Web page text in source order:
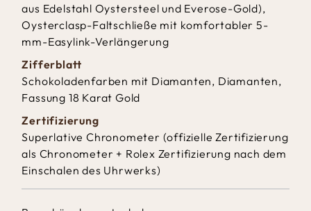
aus Edelstahl Oystersteel und Everose-Gold),
Oysterclasp-Faltschließe mit komfortabler 5-
mm-Easylink-Verlängerung
Zifferblatt
Schokoladenfarben mit Diamanten, Diamanten,
Fassung 18 Karat Gold
Zertifizierung
Superlative Chronometer (offizielle Zertifizierung
als Chronometer + Rolex Zertifizierung nach dem
Einschalen des Uhrwerks)